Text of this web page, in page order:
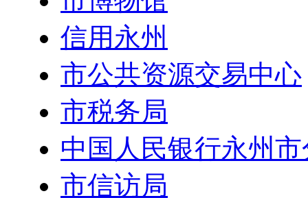
信用永州
市公共资源交易中心
市税务局
中国人民银行永州
市信访局